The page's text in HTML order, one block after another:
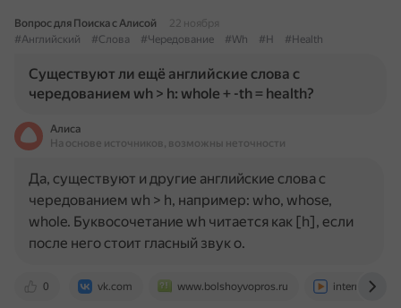
Вопрос для Поиска с Алисой
22 ноября
#Английский
#Слова #Чередование #Wh #H #Health
Существуют ли ещё английские слова с
чередованием wh > h: whole + -th = health?
Алиса
На основе источников, возможны неточности
0 vk.com www.bolshoyvopros.ru
Да, существуют и другие английские слова с
чередованием wh > h, например: who, whose,
whole. Буквосочетание wh читается как [h], если
после него стоит гласный звук o.